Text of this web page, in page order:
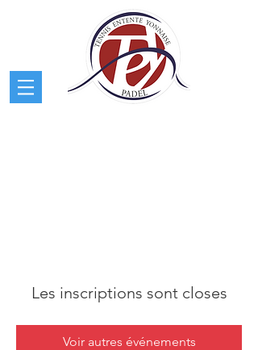
Les inscriptions sont closes
Voir autres événements